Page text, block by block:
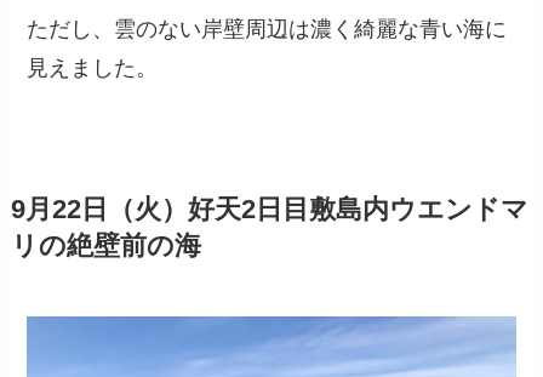
ただし、雲のない岸壁周辺は濃く綺麗な青い海に
見えました。
9月22日（火）好天2日目敷島内ウエンドマ
リの絶壁前の海